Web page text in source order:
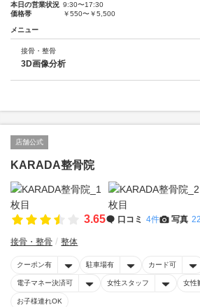
本日の営業状況 9:30〜17:30
価格帯
￥550〜￥5,500
メニュー
接骨・整骨
3D画像分析
店舗公式
KARADA整骨院
3.65 口コミ 4件 写真
接骨・整骨 整体
クーポン有 駐車場有 カード可
電子マネー決済可 女性スタッフ 女性
お子様連れOK